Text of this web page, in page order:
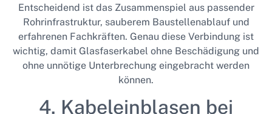
Entscheidend ist das Zusammenspiel aus passender
Rohrinfrastruktur, sauberem Baustellenablauf und
erfahrenen Fachkräften. Genau diese Verbindung ist
wichtig, damit Glasfaserkabel ohne Beschädigung und
ohne unnötige Unterbrechung eingebracht werden
können.
4. Kabeleinblasen bei